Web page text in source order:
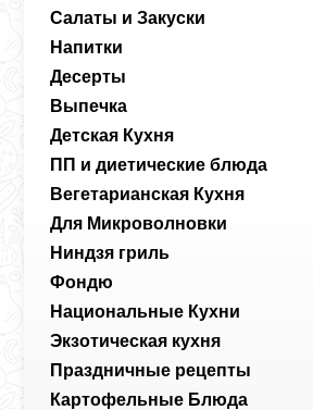
Салаты и Закуски
Напитки
Десерты
Выпечка
Детская Кухня
ПП и диетические блюда
Вегетарианская Кухня
Для Микроволновки
Ниндзя гриль
Фондю
Национальные Кухни
Экзотическая кухня
Праздничные рецепты
Картофельные Блюда